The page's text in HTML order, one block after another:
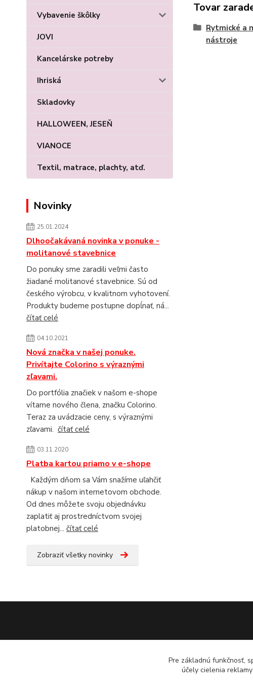
Vybavenie škôlky
JOVI
Kancelárske potreby
Ihriská
Skladovky
HALLOWEEN, JESEŇ
VIANOCE
Textil, matrace, plachty, atď.
Novinky
25.01.2024
Dlhoočakávaná novinka v ponuke -
molitanové stavebnice
Do ponuky sme zaradili veľmi často
žiadané molitanové stavebnice. Sú od
českého výrobcu, v kvalitnom vyhotovení.
Produkty budeme postupne dopĺnať, ná...
čítať celé
04.10.2021
Nová značka v našej ponuke.
Privítajte Colorino s výraznými
zľavami.
Do portfólia značiek v našom e-shope
vítame nového člena, značku Colorino.
Teraz za uvádzacie ceny, s výraznými
zľavami. čítať celé
03.11.2020
Platba kartou priamo v e-shope
Každým dňom sa Vám snažíme uľahčiť
nákup v našom internetovom obchode.
Od dnes môžete svoju objednávku
zaplatiť aj prostredníctvom svojej
platobnej... čítať celé
Zobraziť všetky novinky
Tovar
Rytmické a
nástroje
Pre základnú funkčnosť,
účely cielenia